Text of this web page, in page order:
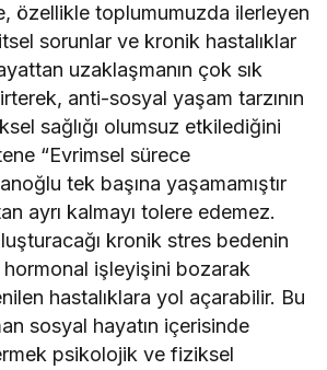
özellikle toplumumuzda ilerleyen
sorunlar ve kronik hastalıklar
uzaklaşmanın çok sık
anti-sosyal yaşam tarzının
sağlığı olumsuz etkilediğini
“Evrimsel sürece
tek başına yaşamamıştır
ayrı kalmayı tolere edemez.
kronik stres bedenin
işleyişini bozarak
hastalıklara yol açarabilir. Bu
sosyal hayatın içerisinde
psikolojik ve fiziksel